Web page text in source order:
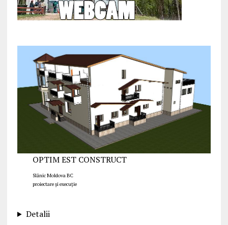
OPTIM EST CONSTRUCT
Slănic Moldova BC
proiectare și execuție
Detalii